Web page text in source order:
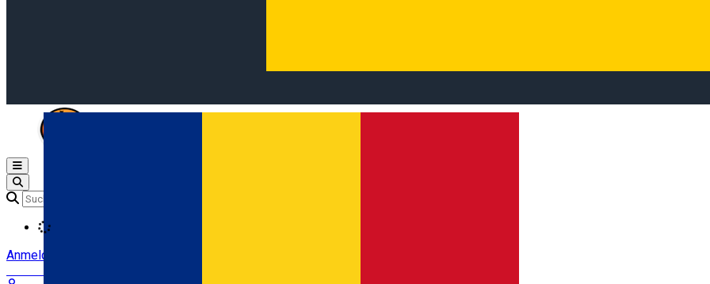
Open main menu
Anmeldung